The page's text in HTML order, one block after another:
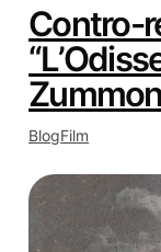
Contro-
BlogFilm